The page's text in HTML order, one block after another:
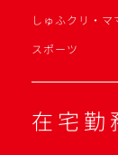
しゅふクリ・マ
スポーツ
在宅勤